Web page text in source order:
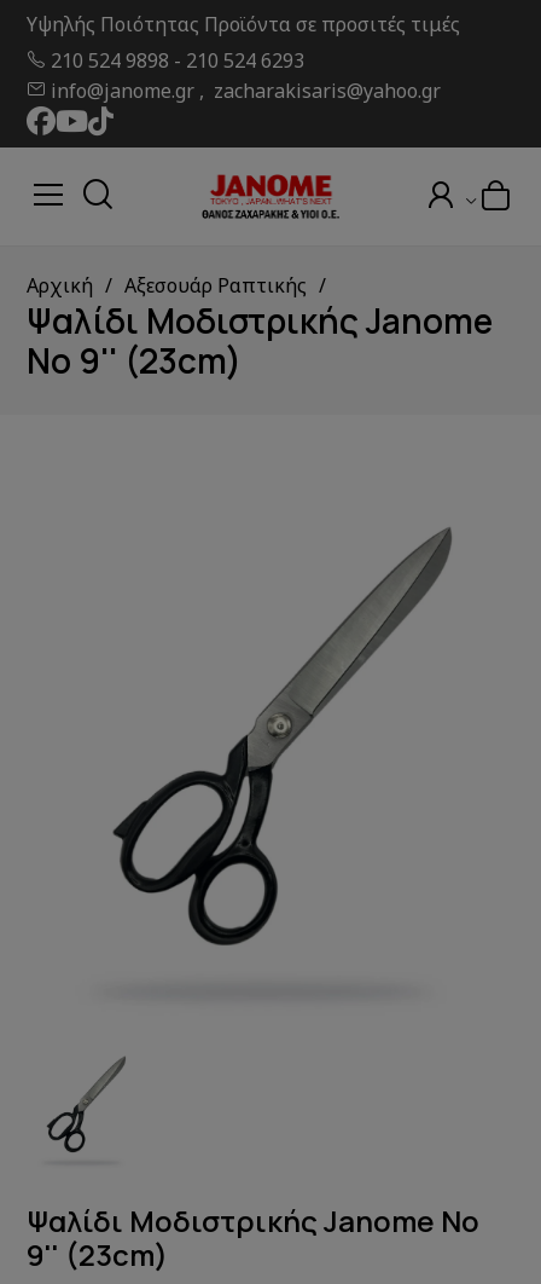
Υψηλής Ποιότητας Προϊόντα σε προσιτές τιμές
210 524 9898 - 210 524 6293
info@janome.gr , zacharakisaris@yahoo.gr
Αρχική Αξεσουάρ Ραπτικής
Ψαλίδι Μοδιστρικής Janome
No 9'' (23cm)
Ψαλίδι Μοδιστρικής Janome No
9'' (23cm)